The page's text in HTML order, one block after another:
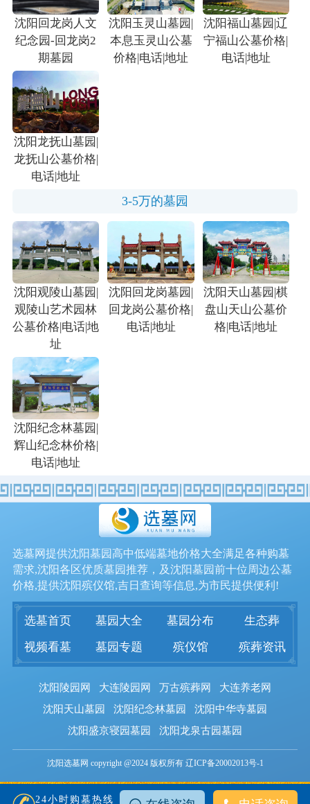
沈阳回龙岗人文
纪念园-回龙岗2
期墓园
沈阳玉灵山墓园|
本息玉灵山公墓
价格|电话|地址
沈阳福山墓园|辽
宁福山公墓价格|
电话|地址
沈阳龙抚山墓园|
龙抚山公墓价格|
电话|地址
3-5万的墓园
沈阳观陵山墓园|
观陵山艺术园林
公墓价格|电话|地
址
沈阳回龙岗墓园|
回龙岗公墓价格|
电话|地址
沈阳天山墓园|棋
盘山天山公墓价
格|电话|地址
沈阳纪念林墓园|
辉山纪念林价格|
电话|地址
选墓网提供沈阳墓园高中低端墓地价格大全满足各种购墓
需求,沈阳各区优质墓园推荐，及沈阳墓园前十位周边公墓
价格,提供沈阳殡仪馆,吉日查询等信息,为市民提供便利!
选墓首页 墓园大全 墓园分布
生态葬
视频看墓
墓园专题 殡仪馆 殡葬资讯
沈阳陵园网 大连陵园网 万古殡葬网
大连养老网
沈阳天山墓园
沈阳纪念林墓园
沈阳中华寺墓园
沈阳盛京寝园墓园
沈阳龙泉古园墓园
沈阳选墓网 copyright @2024 版权所有 辽ICP备20002013号-1
24小时购墓热线